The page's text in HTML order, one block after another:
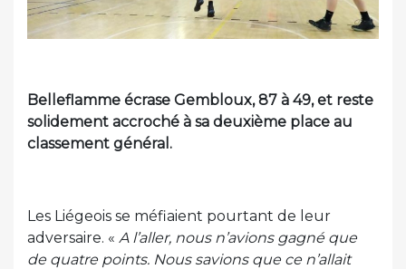
Belleflamme écrase Gembloux, 87 à 49, et reste
solidement accroché à sa deuxième place au
classement général.
Les Liégeois se méfiaient pourtant de leur
adversaire. « A l’aller, nous n’avions gagné que
de quatre points. Nous savions que ce n’allait